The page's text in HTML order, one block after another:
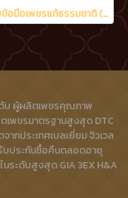
สร้อยข้อมือเพชรแท้ธรรมชาติ (Natural Diamonds) 1.15 Ct.
ดับ ผู้ผลิตเพชรคุณภาพ
เพชรมาตรฐานสูงสุด DTC
ากประเทศเบลเยี่ยม จิวเวล
บประกันซื้อคืนตลอดอายุ
ระดับสูงสุด GIA 3EX H&A